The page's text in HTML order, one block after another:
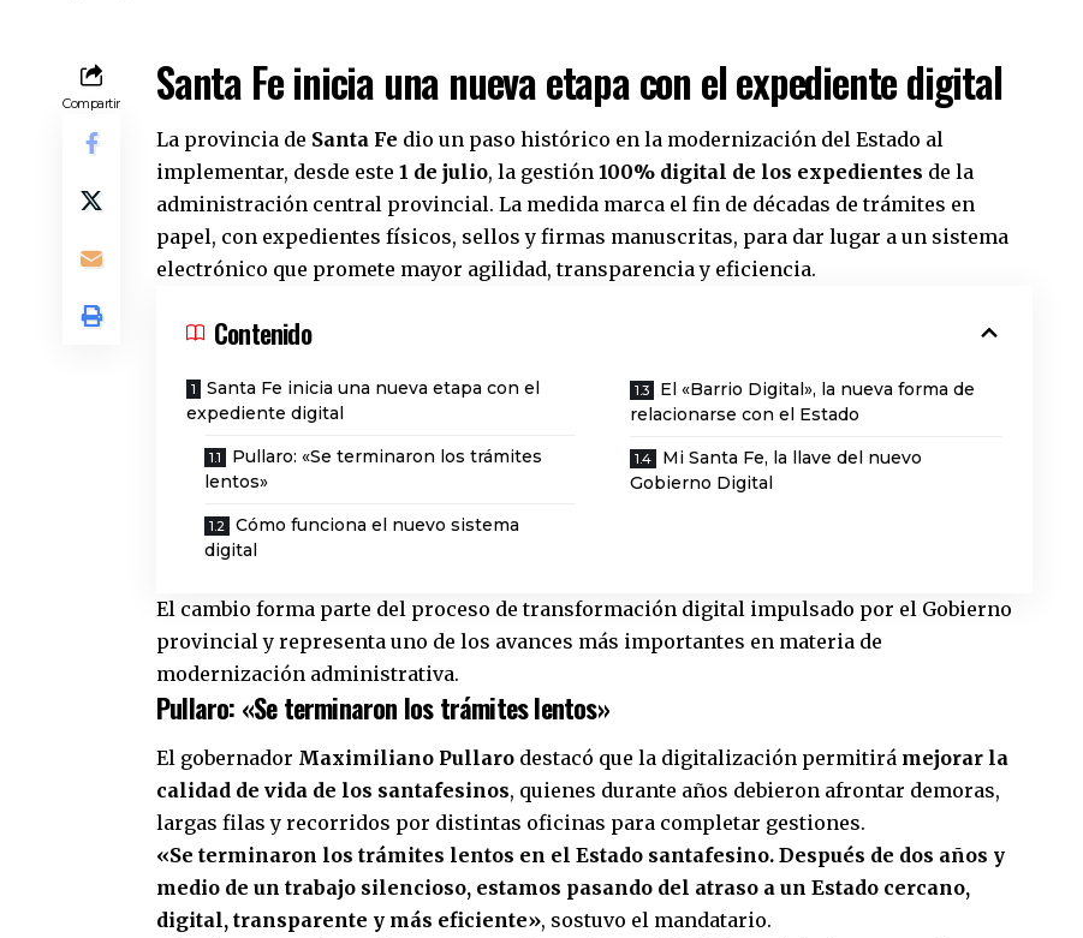
Compartir Santa Fe inicia una nueva etapa con el expediente digital
La provincia de Santa Fe dio un paso histórico en la modernización del Estado al
implementar, desde este 1 de julio, la gestión 100% digital de los expedientes de la
administración central provincial. La medida marca el fin de décadas de trámites en
papel, con expedientes físicos, sellos y firmas manuscritas, para dar lugar a un sistema
electrónico que promete mayor agilidad, transparencia y eficiencia.
Contenido
Santa Fe inicia una nueva etapa con el
expediente digital
Pullaro: «Se terminaron los trámites
lentos»
Cómo funciona el nuevo sistema
digital
El «Barrio Digital», la nueva forma de
relacionarse con el Estado
Mi Santa Fe, la llave del nuevo
Gobierno Digital
El cambio forma parte del proceso de transformación digital impulsado por el Gobierno
provincial y representa uno de los avances más importantes en materia de
modernización administrativa.
Pullaro: «Se terminaron los trámites lentos»
El gobernador Maximiliano Pullaro destacó que la digitalización permitirá mejorar la
calidad de vida de los santafesinos, quienes durante años debieron afrontar demoras,
largas filas y recorridos por distintas oficinas para completar gestiones.
«Se terminaron los trámites lentos en el Estado santafesino. Después de dos años y
medio de un trabajo silencioso, estamos pasando del atraso a un Estado cercano,
digital, transparente y más eficiente», sostuvo el mandatario.